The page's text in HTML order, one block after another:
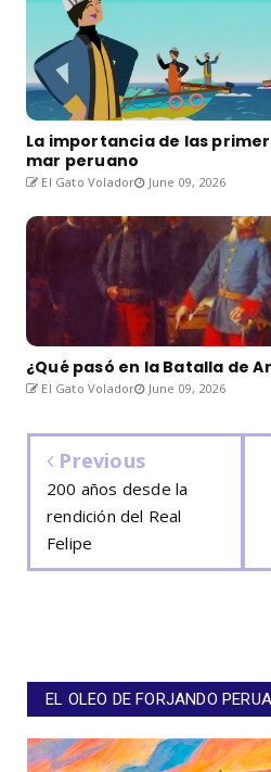
La importancia de las
mar peruano
El Gato Volador June 09, 2026
¿Qué pasó en la Batalla de
El Gato Volador June 09, 2026
Previous
200 años desde la
rendición del Real
Felipe
EL OLEO DE FORJANDO